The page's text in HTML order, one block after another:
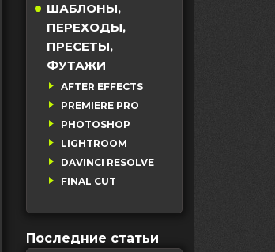
ШАБЛОНЫ,
ПЕРЕХОДЫ,
ПРЕСЕТЫ,
ФУТАЖИ
AFTER EFFECTS
PREMIERE PRO
PHOTOSHOP
LIGHTROOM
DAVINCI RESOLVE
FINAL CUT
Последние статьи